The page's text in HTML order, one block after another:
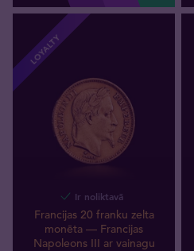
LOYALTY
Ir noliktavā
Francijas 20 franku zelta
monēta — Francijas
Napoleons III ar vainagu